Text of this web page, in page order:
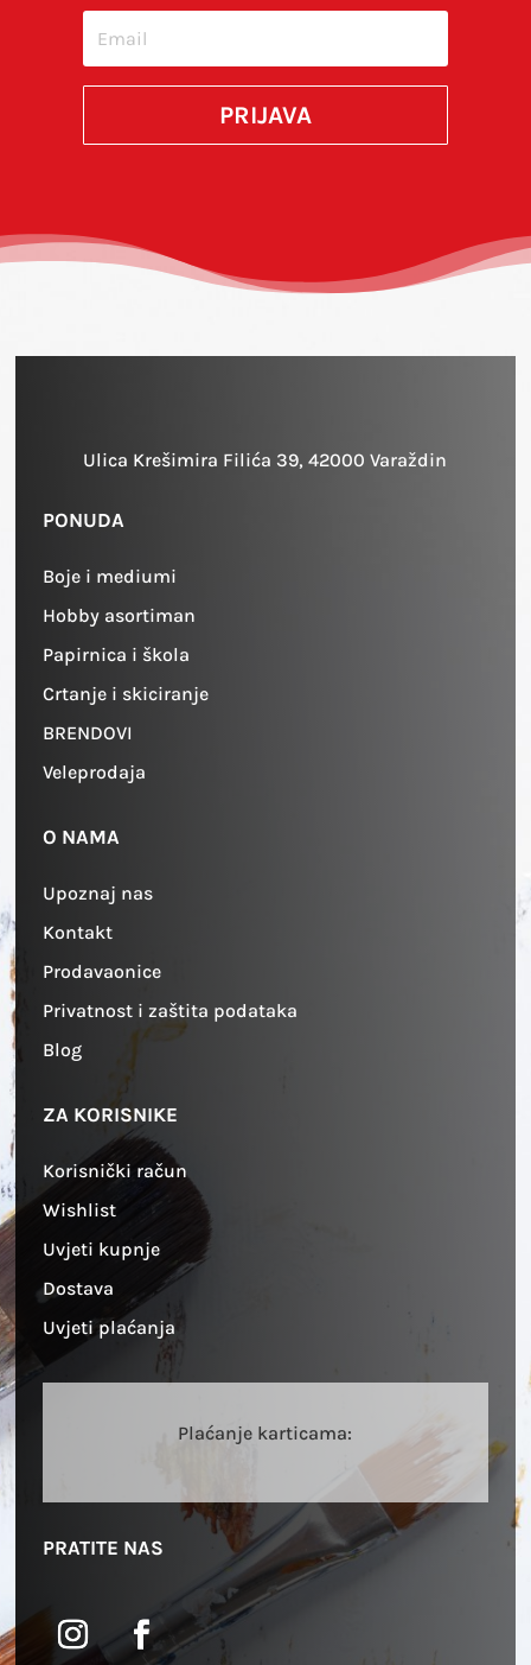
PRIJAVA
Ulica Krešimira Filića 39, 42000 Varaždin
PONUDA
Boje i mediumi
Hobby asortiman
Papirnica i škola
Crtanje i skiciranje
BRENDOVI
Veleprodaja
O NAMA
Upoznaj nas
Kontakt
Prodavaonice
Privatnost i zaštita podataka
Blog
ZA KORISNIKE
Korisnički račun
Wishlist
Uvjeti kupnje
Dostava
Uvjeti plaćanja
Plaćanje karticama:
PRATITE NAS